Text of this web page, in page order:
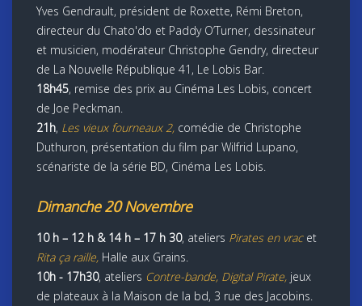
Yves Gendrault, président de Roxette, Rémi Breton,
directeur du Chato'do et Paddy O’Turner, dessinateur
et musicien, modérateur Christophe Gendry, directeur
de La Nouvelle République 41, Le Lobis Bar.
18h45, remise des prix au Cinéma Les Lobis, concert
de Joe Peckman.
21h, Les vieux fourneaux 2, comédie de Christophe
Duthuron, présentation du film par Wilfrid Lupano,
scénariste de la série BD, Cinéma Les Lobis.
Dimanche 20 Novembre
10 h – 12 h & 14 h – 17 h 30, ateliers Pirates en vracet
Rita ça raille, Halle aux Grains.
10h - 17h30, ateliers Contre-bande, Digital Pirate, jeux
de plateaux à la Maison de la bd, 3 rue des Jacobins.